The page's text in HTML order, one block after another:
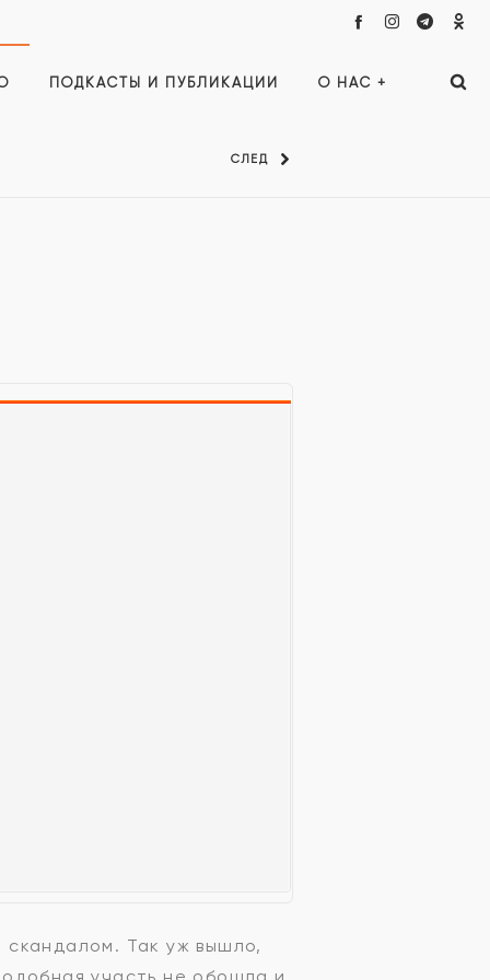
ПОДКАСТЫ И ПУБЛИКАЦИИ О НАС +
СЛЕД
Так уж вышло,